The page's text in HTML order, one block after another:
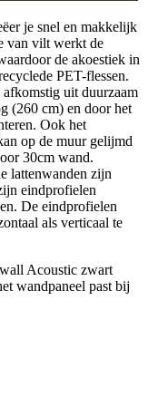
je snel en makkelijk
van vilt werkt de
de akoestiek in
PET-flessen.
uit duurzaam
(260 cm) en door het
Ook het
op de muur gelijmd
30cm wand.
lattenwanden zijn
eindprofielen
De eindprofielen
als verticaal te
Acoustic zwart
wandpaneel past bij